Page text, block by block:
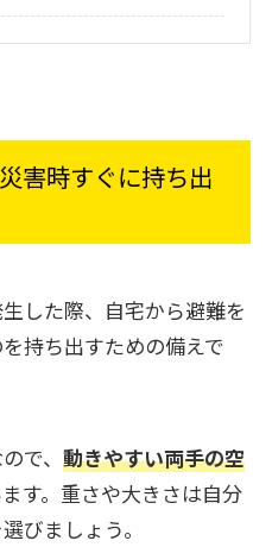
害時すぐに持ち出
した際、自宅から避難を
持ち出すための備えで
で、 動きやすい両手の空
す。重さや大きさは自分
びましょう。